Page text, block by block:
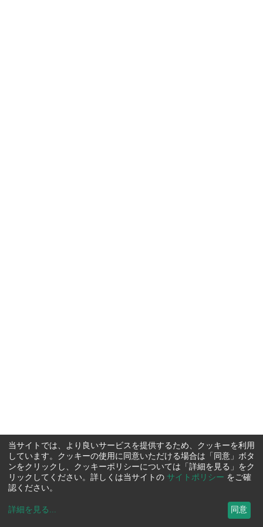
当サイトでは、より良いサービスを提供するため、クッキーを利用
しています。クッキーの使用に同意いただける場合は「同意」ボタ
ンをクリックし、クッキーポリシーについては「詳細を見る」をク
リックしてください。詳しくは当サイトの サイトポリシー をご確
認ください。
詳細を見る ... 同意